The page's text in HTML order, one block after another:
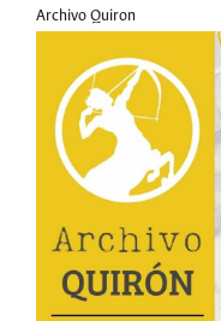
Archivo Quiron